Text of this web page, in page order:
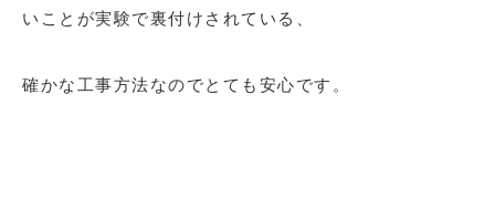
いことが実験で裏付けされている、
確かな工事方法なのでとても安心です。